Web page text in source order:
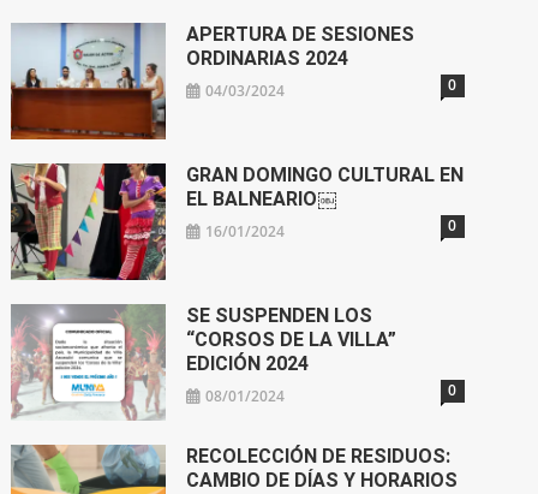
APERTURA DE SESIONES
ORDINARIAS 2024
04/03/2024 0
GRAN DOMINGO CULTURAL EN
EL BALNEARIO￼
16/01/2024 0
SE SUSPENDEN LOS
“CORSOS DE LA VILLA”
EDICIÓN 2024
08/01/2024 0
RECOLECCIÓN DE RESIDUOS:
CAMBIO DE DÍAS Y HORARIOS